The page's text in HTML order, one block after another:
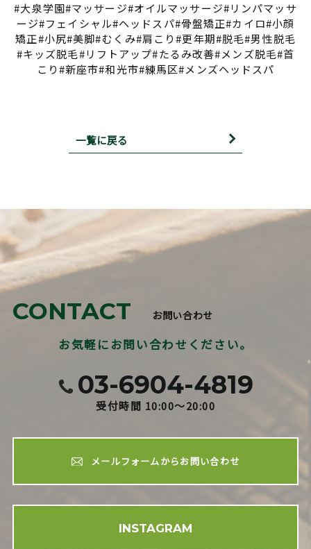
#大泉学園#マッサージ#オイルマッサージ#リンパマッサ
ージ#フェイシャル#ヘッドスパ#骨盤矯正#カイロ#小顔
矯正#小尻#美脚#むくみ#肩こり#更年期#脱毛#男性脱毛
#キッズ脱毛#リフトアップ#たるみ改善#メンズ脱毛#首
こり#新座市#和光市#練馬区#メンズヘッドスパ
一覧に戻る
CONTACT お問い合わせ
お気軽にお問い合わせください。
03-6904-4819
受付時間 10:00～20:00
メールフォームからお問い合わせ
INSTAGRAM